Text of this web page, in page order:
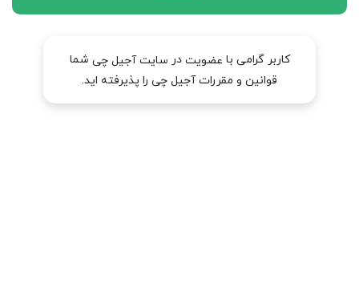
کاربر گرامی با عضویت در سایت آجیل چی شما
قوانین و مقررات آجیل چی را پذیرفته اید.